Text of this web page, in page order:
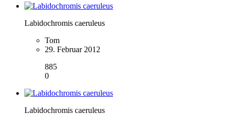
Labidochromis caeruleus
Tom
29. Februar 2012
885
0
Labidochromis caeruleus